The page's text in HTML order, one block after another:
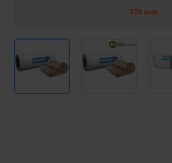
170 mm
View larger imageView larger